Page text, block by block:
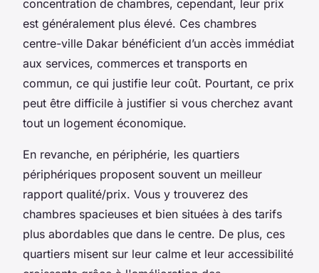
concentration de chambres, cependant, leur prix
est généralement plus élevé. Ces chambres
centre-ville Dakar bénéficient d’un accès immédiat
aux services, commerces et transports en
commun, ce qui justifie leur coût. Pourtant, ce prix
peut être difficile à justifier si vous cherchez avant
tout un logement économique.
En revanche, en périphérie, les quartiers
périphériques proposent souvent un meilleur
rapport qualité/prix. Vous y trouverez des
chambres spacieuses et bien situées à des tarifs
plus abordables que dans le centre. De plus, ces
quartiers misent sur leur calme et leur accessibilité